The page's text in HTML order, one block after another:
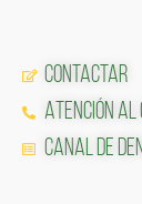
Contactar
Atención al
Canal de